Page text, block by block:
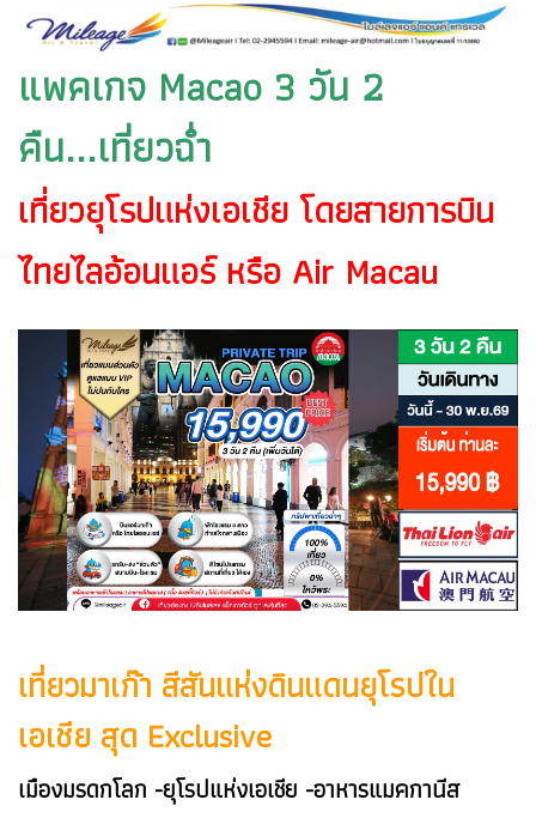
แพคเกจ Macao 3 วัน 2
คืน...เที่ยวฉ่ำ
เที่ยวยุโรปแห่งเอเชีย โดยสายการบิน
ไทยไลอ้อนแอร์ หรือ Air Macau
เที่ยวมาเก๊า สีสันแห่งดินแดนยุโรปใน
เอเชีย สุด Exclusive
เมืองมรดกโลก -ยุโรปแห่งเอเชีย -อาหารแมคกานีส